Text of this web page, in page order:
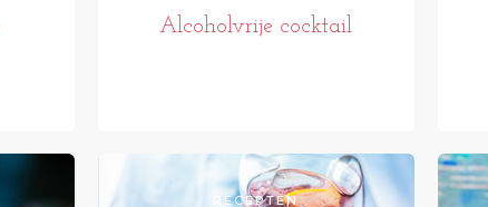
Alcoholvrije cocktail
RECEPTEN